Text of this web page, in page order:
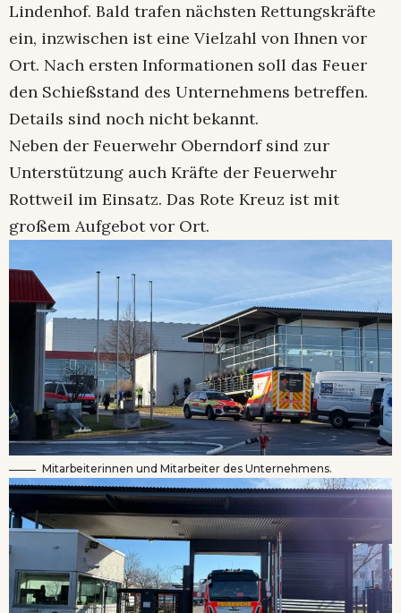
Lindenhof. Bald trafen nächsten Rettungskräfte
ein, inzwischen ist eine Vielzahl von Ihnen vor
Ort. Nach ersten Informationen soll das Feuer
den Schießstand des Unternehmens betreffen.
Details sind noch nicht bekannt.
Neben der Feuerwehr Oberndorf sind zur
Unterstützung auch Kräfte der Feuerwehr
Rottweil im Einsatz. Das Rote Kreuz ist mit
großem Aufgebot vor Ort.
Mitarbeiterinnen und Mitarbeiter des Unternehmens.